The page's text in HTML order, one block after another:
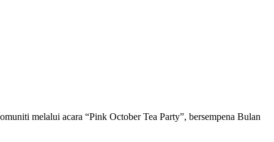
melalui acara “Pink October Tea Party”, bersempena Bulan